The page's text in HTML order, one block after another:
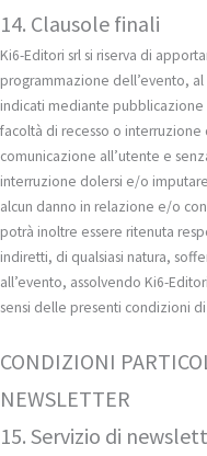
14. Clausole finali
Ki6-Editori srl si riserva di
programmazione dell’evento,
indicati mediante pubblicazione
facoltà di recesso o interruzione
comunicazione all’utente e
interruzione dolersi e/o
alcun danno in relazione e/o
potrà inoltre essere ritenuta
indiretti, di qualsiasi natura,
all’evento, assolvendo Ki6-
sensi delle presenti condizioni
CONDIZIONI
NEWSLETTER
15. Servizio di